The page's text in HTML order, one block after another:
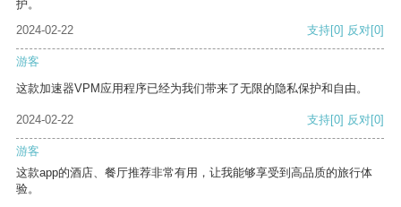
护。
2024-02-22
支持[0] 反对[0]
游客
这款加速器VPM应用程序已经为我们带来了无限的隐私保护和自由。
2024-02-22 支持[0] 反对[0]
游客
这款app的酒店、餐厅推荐非常有用，让我能够享受到高品质的旅行体
验。